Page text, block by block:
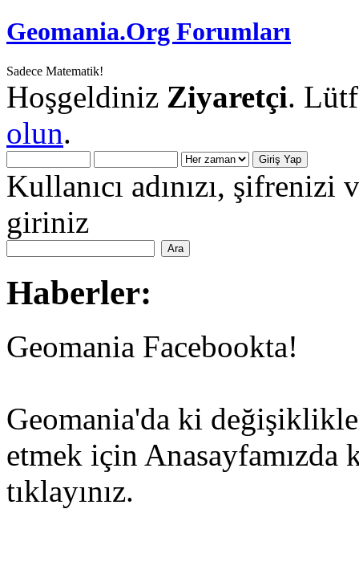
Geomania.Org Forumları
Sadece Matematik!
Hoşgeldiniz Ziyaretçi.
olun.
Kullanıcı adınızı,
giriniz
Haberler:
Geomania Facebookta!
Geomania'da ki
etmek için
tıklayınız.